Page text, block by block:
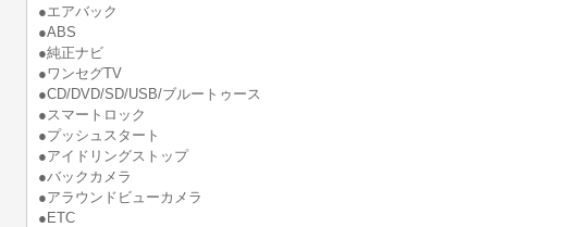
●エアバック
●ABS
●純正ナビ
●ワンセグTV
●CD/DVD/SD/USB/ブルートゥース
●スマートロック
●プッシュスタート
●アイドリングストップ
●バックカメラ
●アラウンドビューカメラ
●ETC